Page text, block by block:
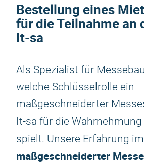
Bestellung eines
für die Teilnahme an
It-sa
Als Spezialist für
welche Schlüsselrolle ein
maßgeschneiderter
It-sa für die
spielt. Unsere Erfahrung im
maßgeschneiderter